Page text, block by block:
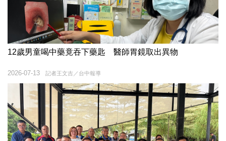
12歲男童喝中藥竟吞下藥匙 醫師胃鏡取出異物
記者王文吉／台中報導
2026-07-13